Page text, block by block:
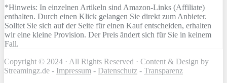
*Hinweis: In einzelnen Artikeln sind Amazon-Links (Affiliate)
enthalten. Durch einen Klick gelangen Sie direkt zum Anbieter.
Solltet Sie sich auf der Seite für einen Kauf entscheiden, erhalten
wir eine kleine Provision. Der Preis ändert sich für Sie in keinem
Fall.
Copyright © 2024 · All Rights Reserved · Content & Design by
Streamingz.de - Impressum - Datenschutz - Transparenz